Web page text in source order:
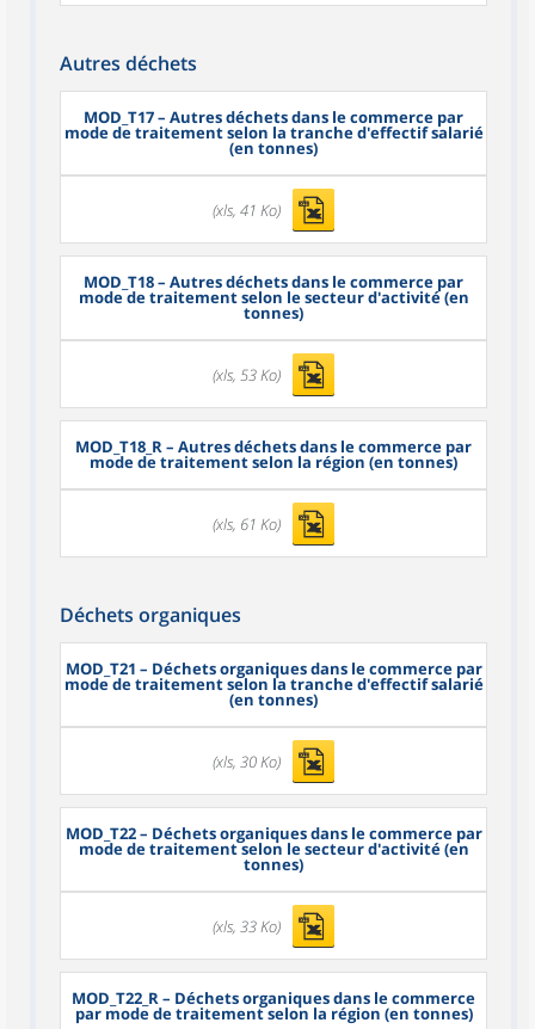
Autres déchets
MOD_T17– Autres déchets dans le commerce par
mode de traitement selon la tranche d'effectif salarié
(en tonnes)
(xls, 41 Ko)
MOD_T18– Autres déchets dans le commerce par
mode de traitement selon le secteur d'activité (en
tonnes)
(xls, 53 Ko)
MOD_T18_R– Autres déchets dans le commerce par
mode de traitement selon la région (en tonnes)
(xls, 61 Ko)
Déchets organiques
MOD_T21 – Déchets organiques dans le commerce par
mode de traitement selon la tranche d'effectif salarié
(en tonnes)
(xls, 30 Ko)
MOD_T22– Déchets organiques dans le commerce par
mode de traitement selon le secteur d'activité (en
tonnes)
(xls, 33 Ko)
MOD_T22_R– Déchets organiques dans le commerce
par mode de traitement selon la région (en tonnes)